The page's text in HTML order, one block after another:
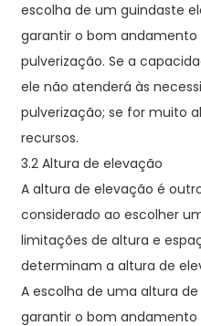
escolha de um guindaste
garantir o bom andamento
pulverização. Se a
ele não atenderá às
pulverização; se for muito
recursos.
3.2 Altura de elevação
A altura de elevação é
considerado ao escolher
limitações de altura e
determinam a altura de
A escolha de uma altura
garantir o bom